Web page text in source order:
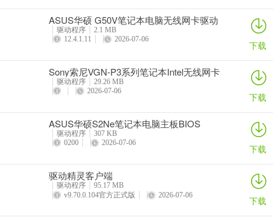
ASUS华硕 G50V笔记本电脑无线网卡驱动
驱动程序
2.1 MB
12.4.1.11
2026-07-06 下载
Sony索尼VGN-P3系列笔记本Intel无线网卡
驱动
驱动程序
29.26 MB
2026-07-06
下载
ASUS华硕S2Ne笔记本电脑主板BIOS
驱动程序
307 KB
0200
2026-07-06 下载
驱动精灵客户端
驱动程序
95.17 MB
v9.70.0.104官方正式版
2026-07-06 下载